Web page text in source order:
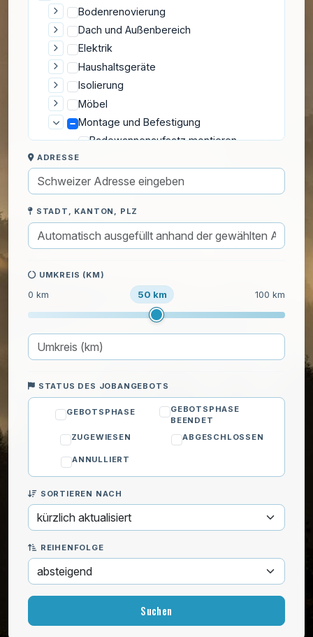
Bodenrenovierung
Dach und Außenbereich
Elektrik
Haushaltsgeräte
Isolierung
Möbel
Montage und Befestigung
Badewannenaufsatz montieren
Dunstabzugshaube montieren
Duschstange montieren
Duschwand montieren
Gardinenstangen anbringen
Innenrollo-Montage
Küchenrückwand anbringen
Lampenmontage
Regale befestigen
Spiegel anbringen
Tür austauschen
Türgriff wechseln
TV-Wandhalterung montieren
Wandelemente befestigen
Zaunbau
Reparatur
Sanitär
Sicherheit
IT & Computer
Kinder
Privatunterricht
Reinigung
ADRESSE
STADT, KANTON, PLZ
UMKREIS (KM)
0 km 50 km 100 km
STATUS DES JOBANGEBOTS
GEBOTSPHASE
GEBOTSPHASE
BEENDET
ZUGEWIESEN
ABGESCHLOSSEN
ANNULLIERT
SORTIEREN NACH
REIHENFOLGE